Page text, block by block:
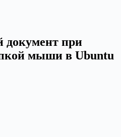
документ при
мыши в Ubuntu